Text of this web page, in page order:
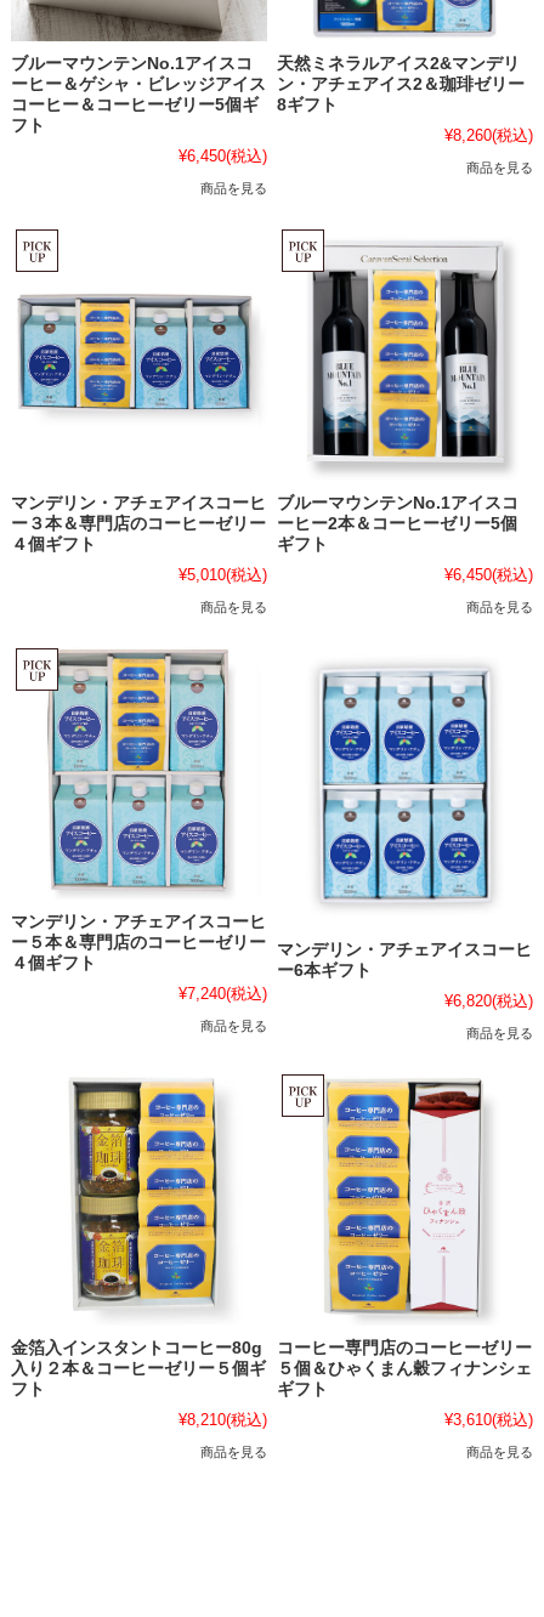
ブルーマウンテンNo.1アイスコ
ーヒー＆ゲシャ・ビレッジアイス
コーヒー＆コーヒーゼリー5個ギ
フト
¥6,450(税込)
商品を見る
天然ミネラルアイス2&マンデリ
ン・アチェアイス2＆珈琲ゼリー
8ギフト
¥8,260(税込)
商品を見る
マンデリン・アチェアイスコーヒ
ー３本＆専門店のコーヒーゼリー
４個ギフト
¥5,010(税込)
商品を見る
ブルーマウンテンNo.1アイスコ
ーヒー2本＆コーヒーゼリー5個
ギフト
¥6,450(税込)
商品を見る
マンデリン・アチェアイスコーヒ
ー５本＆専門店のコーヒーゼリー
４個ギフト
¥7,240(税込)
商品を見る
マンデリン・アチェアイスコーヒ
ー6本ギフト
¥6,820(税込)
商品を見る
金箔入インスタントコーヒー80g
入り２本＆コーヒーゼリー５個ギ
フト
¥8,210(税込)
商品を見る
コーヒー専門店のコーヒーゼリー
５個＆ひゃくまん穀フィナンシェ
ギフト
¥3,610(税込)
商品を見る